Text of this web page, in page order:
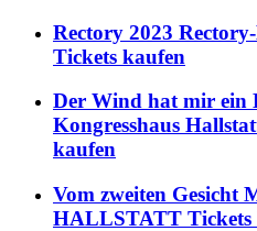
Rectory 2023
Tickets kaufen
Der Wind hat mir ein
Kongresshaus
kaufen
Vom zweiten Gesicht
HALLSTATT Tickets